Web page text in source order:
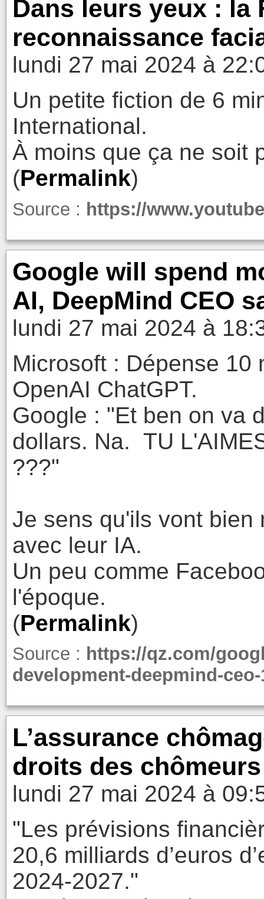
Dans leurs yeux : la
reconnaissance
lundi 27 mai 2024 à
Un petite fiction de 6
International.
À moins que ça ne soit
(Permalink)
Source : https://
Google will spend
AI, DeepMind CEO
lundi 27 mai 2024 à
Microsoft : Dépense 10
OpenAI ChatGPT.
Google : "Et ben on va
dollars. Na. TU
???"
Je sens qu'ils vont bien
avec leur IA.
Un peu comme
l'époque.
(Permalink)
Source : https://qz.com/
development-deepmind-ceo-
L’assurance
droits des
lundi 27 mai 2024 à
"Les prévisions
20,6 milliards d’euros
2024-2027."